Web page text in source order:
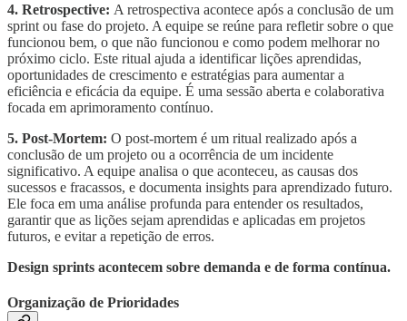
4. Retrospective: A retrospectiva acontece após a conclusão de um
sprint ou fase do projeto. A equipe se reúne para refletir sobre o que
funcionou bem, o que não funcionou e como podem melhorar no
próximo ciclo. Este ritual ajuda a identificar lições aprendidas,
oportunidades de crescimento e estratégias para aumentar a
eficiência e eficácia da equipe. É uma sessão aberta e colaborativa
focada em aprimoramento contínuo.
5. Post-Mortem: O post-mortem é um ritual realizado após a
conclusão de um projeto ou a ocorrência de um incidente
significativo. A equipe analisa o que aconteceu, as causas dos
sucessos e fracassos, e documenta insights para aprendizado futuro.
Ele foca em uma análise profunda para entender os resultados,
garantir que as lições sejam aprendidas e aplicadas em projetos
futuros, e evitar a repetição de erros.
Design sprints acontecem sobre demanda e de forma contínua.
Organização de Prioridades